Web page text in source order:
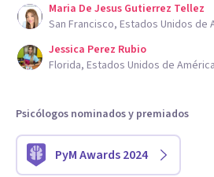
Maria De Jesus Gutierrez Tellez
San Francisco, Estados Unidos de
Jessica Perez Rubio
Florida, Estados Unidos de América
Psicólogos nominados y premiados
PyM Awards 2024